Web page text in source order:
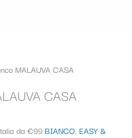
MALAUVA CASA
CASA
da €99 BIANCO, EASY &